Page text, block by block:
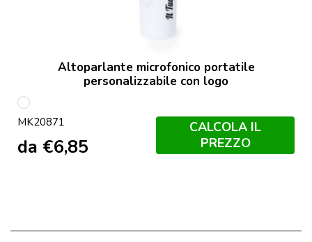
Altoparlante microfonico portatile
personalizzabile con logo
Bianco
MK20871
da €6,85
CALCOLA IL
PREZZO